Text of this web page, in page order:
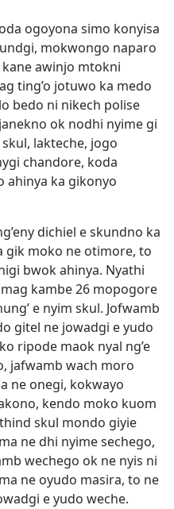
ogoyona simo konyisa
mokwongo naparo
kane awinjo mtokni
ting’o jotuwo ka medo
bedo ni nikech polise
ok nodhi nyime gi
lakteche, jogo
chandore, koda
ahinya ka gikonyo
dichiel e skundno ka
gik moko ne otimore, to
bwok ahinya. Nyathi
kambe 26 mopogore
e nyim skul. Jofwamb
gitel ne jowadgi e yudo
ripode maok nyal ng’e
jafwamb wach moro
ne onegi, kokwayo
kendo moko kuom
skul mondo giyie
ne dhi nyime sechego,
wechego ok ne nyis ni
ne oyudo masira, to ne
e yudo weche.